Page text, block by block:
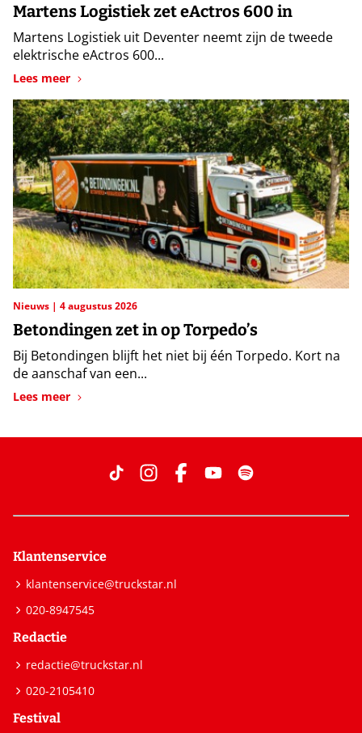
Martens Logistiek zet eActros 600 in
Martens Logistiek uit Deventer neemt zijn de tweede
elektrische eActros 600...
Lees meer
Nieuws 4 augustus 2026
Betondingen zet in op Torpedo’s
Bij Betondingen blijft het niet bij één Torpedo. Kort na
de aanschaf van een...
Lees meer
Klantenservice
klantenservice@truckstar.nl
020-8947545
Redactie
redactie@truckstar.nl
020-2105410
Festival